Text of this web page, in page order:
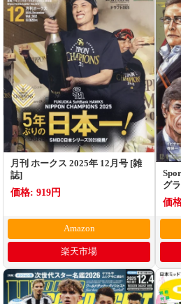
月刊 ホークス 2025年 12月号 [雑
誌]
価格: 919円
Amazon
楽天市場
グ
12/
価